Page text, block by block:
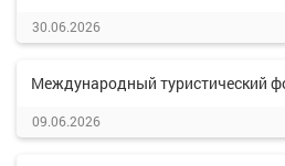
30.06.2026
Международный туристический
09.06.2026